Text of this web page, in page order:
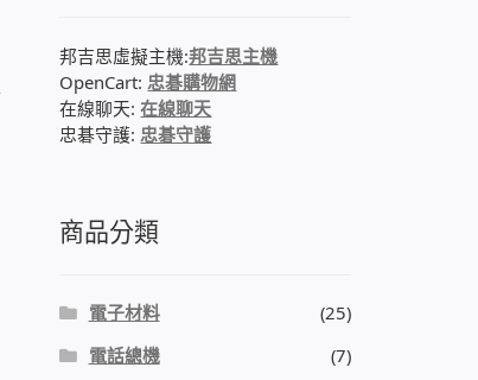
邦吉思虛擬主機:邦吉思主機
OpenCart: 忠碁購物網
在線聊天:在線聊天
忠碁守護: 忠碁守護
商品分類
電子材料
(25)
電話總機
(7)